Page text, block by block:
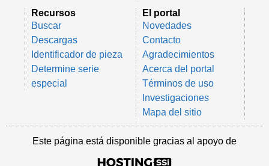
Recursos
Buscar
Descargas
Identificador de pieza
Determine serie
especial
El portal
Novedades
Contacto
Agradecimientos
Acerca del portal
Términos de uso
Investigaciones
Mapa del sitio
Este página está disponible gracias al apoyo de